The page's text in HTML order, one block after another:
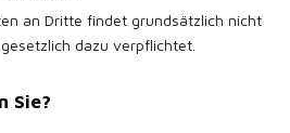
an Dritte findet grundsätzlich nicht
dazu verpflichtet.
Sie?